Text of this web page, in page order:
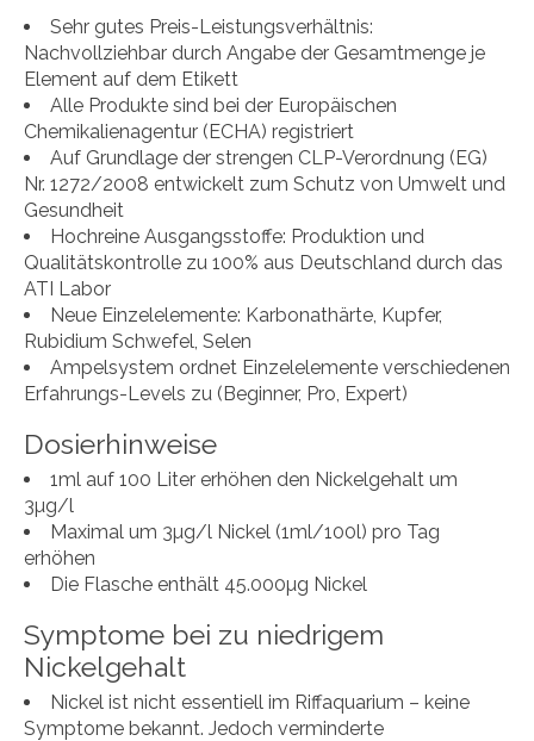
Sehr gutes Preis-Leistungsverhältnis:
Nachvollziehbar durch Angabe der Gesamtmenge je
Element auf dem Etikett
Alle Produkte sind bei der Europäischen
Chemikalienagentur (ECHA) registriert
Auf Grundlage der strengen CLP-Verordnung (EG)
Nr. 1272/2008 entwickelt zum Schutz von Umwelt und
Gesundheit
Hochreine Ausgangsstoffe: Produktion und
Qualitätskontrolle zu 100% aus Deutschland durch das
ATI Labor
Neue Einzelelemente: Karbonathärte, Kupfer,
Rubidium Schwefel, Selen
Ampelsystem ordnet Einzelelemente verschiedenen
Erfahrungs-Levels zu (Beginner, Pro, Expert)
Dosierhinweise
1ml auf 100 Liter erhöhen den Nickelgehalt um
3µg/l
Maximal um 3µg/l Nickel (1ml/100l) pro Tag
erhöhen
Die Flasche enthält 45.000µg Nickel
Symptome bei zu niedrigem
Nickelgehalt
Nickel ist nicht essentiell im Riffaquarium – keine
Symptome bekannt. Jedoch verminderte